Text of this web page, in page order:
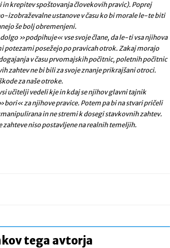
krepitev spoštovanja človekovih pravic). Poprej
izobraževalne ustanove v času ko bi morale le-te biti
še bolj obremenjeni.
»podpihuje« vse svoje člane, da le-ti vsa njihova
posežejo po pravicah otrok. Zakaj morajo
v času prvomajskih počitnic, poletnih počitnic
zahtev ne bi bili za svoje znanje prikrajšani otroci.
za naše otroke.
učitelji vedeli kje in kdaj se njihov glavni tajnik
za njihove pravice. Potem pa bi na stvari pričeli
in ne stremi k dosegi stavkovnih zahtev.
zahteve niso postavljene na realnih temeljih.
tega avtorja